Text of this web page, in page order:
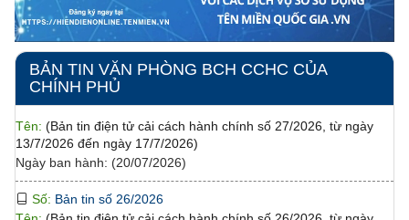
BẢN TIN VĂN PHÒNG BCH CCHC CỦA
CHÍNH PHỦ
Số: Bản tin số 27/2026
Tên: (Bản tin điện tử cải cách hành chính số 27/2026, từ ngày
13/7/2026 đến ngày 17/7/2026)
Ngày ban hành: (20/07/2026)
Tên: (Bản tin điện tử cải cách hành chính số 26/2026, từ ngày
06/7/2026 đến ngày 10/7/2026)
Ngày ban hành: (13/07/2026)